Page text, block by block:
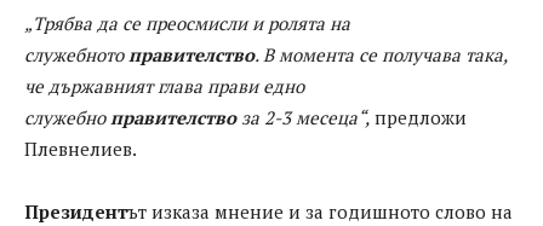
„Трябва да се преосмисли и ролята на
служебнотоправителство. В момента се получава така,
че държавният глава прави едно
служебноправителствоза 2-3 месеца“, предложи
Плевнелиев.
Президентът изказа мнение и за годишното слово на